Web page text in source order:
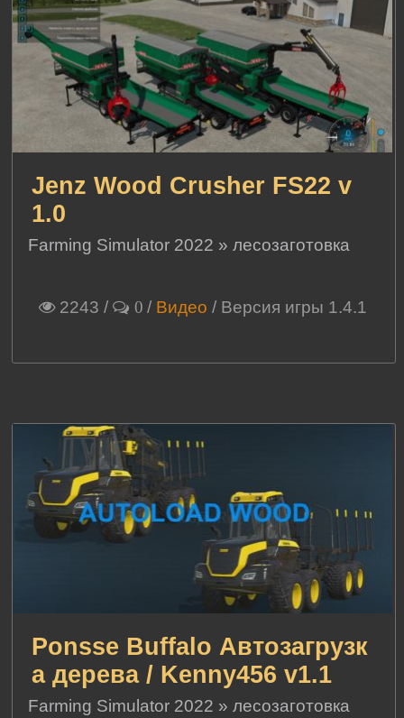
Jenz Wood Crusher FS22 v
1.0
Farming Simulator 2022 »лесозаготовка
2243 / 0 / Видео / Версия игры 1.4.1
Ponsse Buffalo Автозагрузк
а дерева / Kenny456 v1.1
Farming Simulator 2022 »лесозаготовка